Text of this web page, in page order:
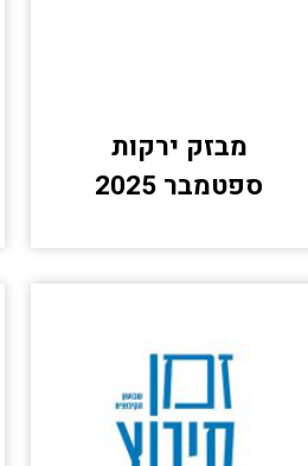
מבזק ירקות
ספטמבר 2025